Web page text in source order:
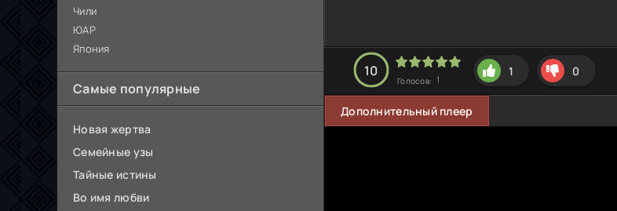
Чили
ЮАР
Япония
Самые популярные
Новая жертва
Семейные узы
Тайные истины
Во имя любви
10
Голосов: 1
1 0
Дополнительный плеер